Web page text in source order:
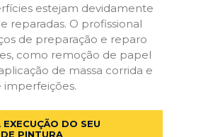
estejam devidamente
reparadas. O profissional
de preparação e reparo
como remoção de papel
de massa corrida e
imperfeições.
DO SEU
PINTURA